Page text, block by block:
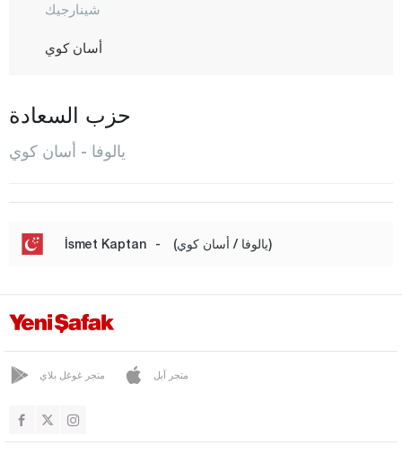
شينارجيك
أسان كوي
قايتاز دري
قورو
صوباشي
طاش كوبرو
تيرمال
تشويقيه
حزب السعادة
يالوفا - أسان كوي
İsmet Kaptan - (يالوفا / أسان كوي)
متجر غوغل بلاي متجر آبل